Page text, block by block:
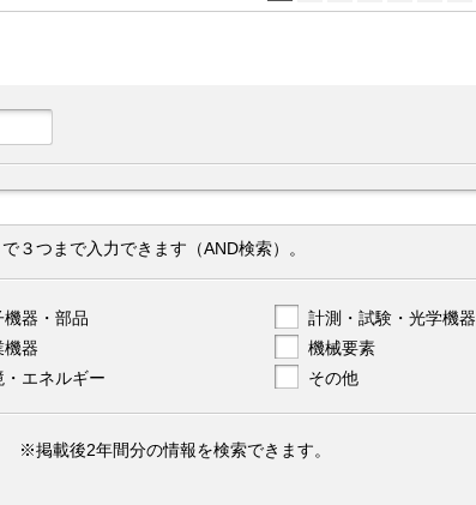
３つまで入力できます（AND検索）。
機器・部品
計測・試験・光学機器
機器
機械要素
・エネルギー その他
※掲載後2年間分の情報を検索できます。